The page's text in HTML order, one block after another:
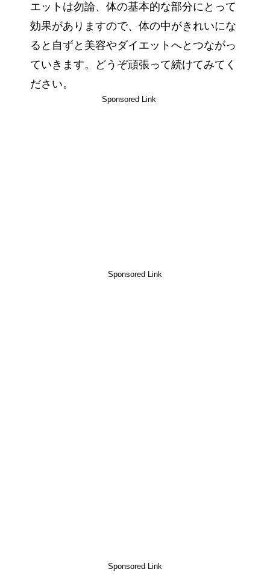
エットは勿論、体の基本的な部分にとって
効果がありますので、体の中がきれいにな
ると自ずと美容やダイエットへとつながっ
ていきます。どうぞ頑張って続けてみてく
ださい。
Sponsored Link
Sponsored Link
Sponsored Link